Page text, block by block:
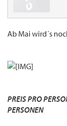
Ab Mai wird´s
PREIS PRO
PERSONEN